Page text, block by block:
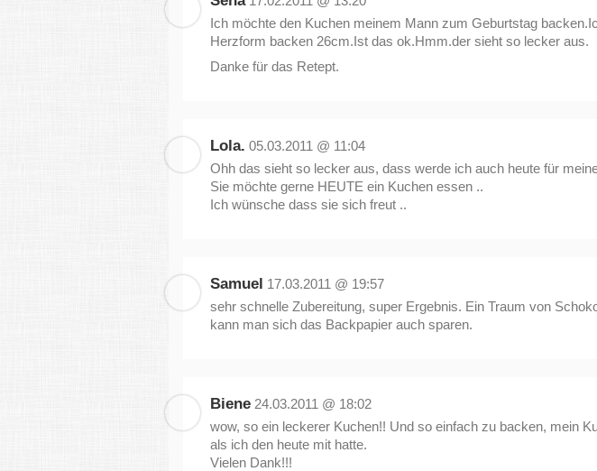
Ich möchte den Kuchen meinem Mann zum Geburtstag
Herzform backen 26cm.Ist das ok.Hmm.der sieht so lecker aus.
Danke für das Retept.
Lola. 05.03.2011 @ 11:04
Ohh das sieht so lecker aus, dass werde ich auch heute für
Sie möchte gerne HEUTE ein Kuchen essen ..
Ich wünsche dass sie sich freut ..
Samuel 17.03.2011 @ 19:57
sehr schnelle Zubereitung, super Ergebnis. Ein Traum von
kann man sich das Backpapier auch sparen.
Biene 24.03.2011 @ 18:02
wow, so ein leckerer Kuchen!! Und so einfach zu backen, mein
als ich den heute mit hatte.
Vielen Dank!!!